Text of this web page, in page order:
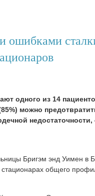
ошибками
одного из 14
можно
Бригэм энд Уимен в
общего